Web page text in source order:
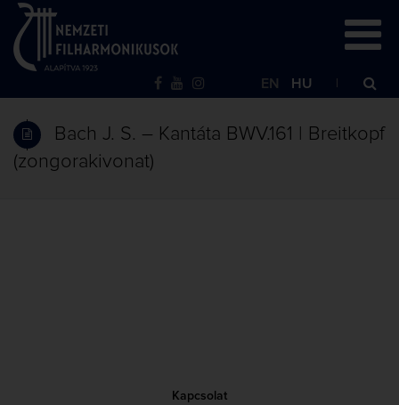
EN HU
Bach J. S. – Kantáta BWV.161 | Breitkopf
(zongorakivonat)
Kapcsolat